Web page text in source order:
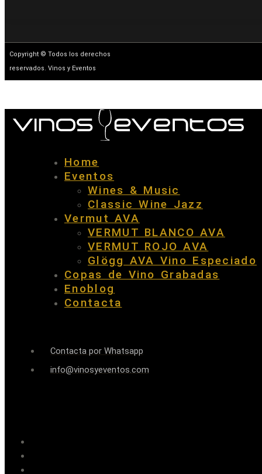
Copyright © Todos los derechos
reservados. Vinos y Eventos
Home
Eventos
Wines & Music
Classic Wine Jazz
Vermut AVA
VERMUT BLANCO AVA
VERMUT ROJO AVA
Glögg AVA Vino Especiado
Copas de Vino Grabadas
Enoblog
Contacta
Contacta por Whatsapp
info@vinosyeventos.com